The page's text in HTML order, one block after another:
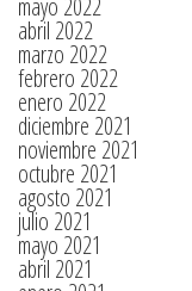
mayo 2022
abril 2022
marzo 2022
febrero 2022
enero 2022
diciembre 2021
noviembre 2021
octubre 2021
agosto 2021
julio 2021
mayo 2021
abril 2021